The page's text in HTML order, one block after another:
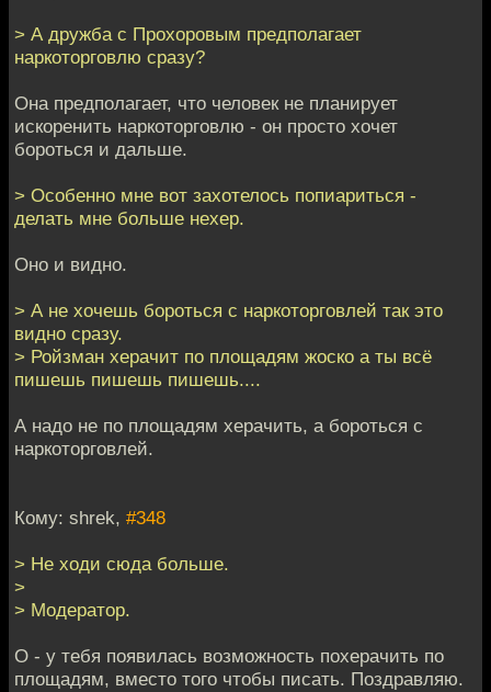
> А дружба с Прохоровым предполагает
наркоторговлю сразу?
Она предполагает, что человек не планирует
искоренить наркоторговлю - он просто хочет
бороться и дальше.
> Особенно мне вот захотелось попиариться -
делать мне больше нехер.
Оно и видно.
> А не хочешь бороться с наркоторговлей так это
видно сразу.
> Ройзман херачит по площадям жоско а ты всё
пишешь пишешь пишешь....
А надо не по площадям херачить, а бороться с
наркоторговлей.
Кому: shrek, #348
> Не ходи сюда больше.
>
> Модератор.
О - у тебя появилась возможность похерачить по
площадям, вместо того чтобы писать. Поздравляю.